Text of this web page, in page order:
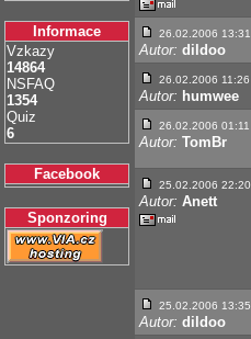
Informace
Vzkazy
14864
NSFAQ
1354
Quiz
6
Facebook
Sponzoring
26.02.2006 13:31
Autor: dildoo
26.02.2006 11:26
Autor: humwee
26.02.2006 01:11
Autor: TomBr
25.02.2006 22:20
Autor: Anett
25.02.2006 13:35
Autor: dildoo